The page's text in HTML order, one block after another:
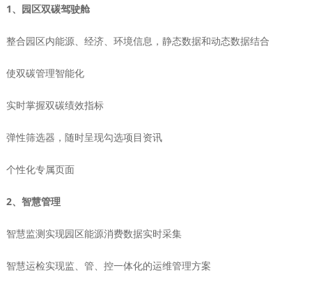
1、园区双碳驾驶舱
整合园区内能源、经济、环境信息，静态数据和动态数据结合
使双碳管理智能化
实时掌握双碳绩效指标
弹性筛选器，随时呈现勾选项目资讯
个性化专属页面
2、智慧管理
智慧监测实现园区能源消费数据实时采集
智慧运检实现监、管、控一体化的运维管理方案